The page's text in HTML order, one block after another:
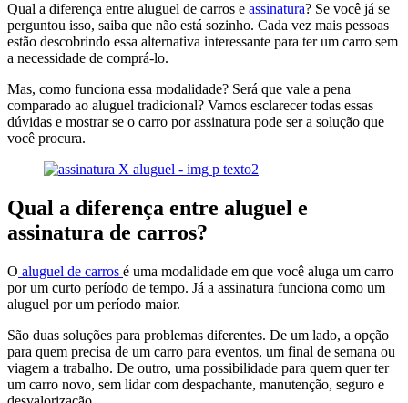
Qual a diferença entre aluguel de carros e assinatura? Se você já se
perguntou isso, saiba que não está sozinho. Cada vez mais pessoas
estão descobrindo essa alternativa interessante para ter um carro sem
a necessidade de comprá-lo.
Mas, como funciona essa modalidade? Será que vale a pena
comparado ao aluguel tradicional? Vamos esclarecer todas essas
dúvidas e mostrar se o carro por assinatura pode ser a solução que
você procura.
Qual a diferença entre aluguel e
assinatura de carros?
O aluguel de carros é uma modalidade em que você aluga um carro
por um curto período de tempo. Já a assinatura funciona como um
aluguel por um período maior.
São duas soluções para problemas diferentes. De um lado, a opção
para quem precisa de um carro para eventos, um final de semana ou
viagem a trabalho. De outro, uma possibilidade para quem quer ter
um carro novo, sem lidar com despachante, manutenção, seguro e